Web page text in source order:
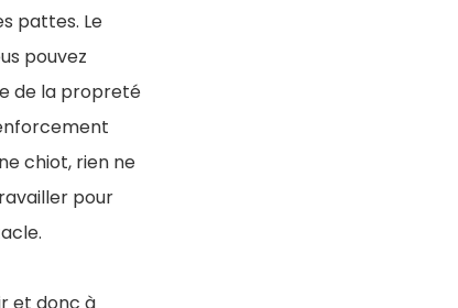
pattes. Le
pouvez
de la propreté
chiot, rien ne
pour